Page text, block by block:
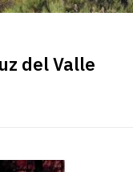
del Valle